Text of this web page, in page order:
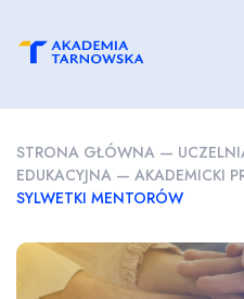
STRONA GŁÓWNA —
EDUKACYJNA — AKADEMICKI
SYLWETKI MENTORÓW